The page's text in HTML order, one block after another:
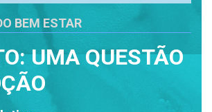
BEM ESTAR
UMA QUESTÃO